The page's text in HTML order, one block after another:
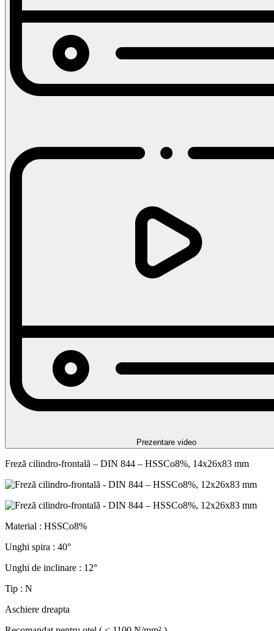
Prezentare video
Freză cilindro-frontală – DIN 844 – HSSCo8%, 14x26x83 mm
Material : HSSCo8%
Unghi spira : 40°
Unghi de inclinare : 12°
Tip : N
Aschiere dreapta